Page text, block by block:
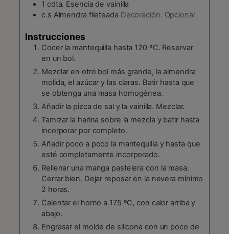
1 cdta. Esencia de vainilla
c.s Almendra fileteada Decoración. Opcional
Instrucciones
Cocer la mantequilla hasta 120 ºC. Reservar
en un bol.
Mezclar en otro bol más grande, la almendra
molida, el azúcar y las claras. Batir hasta que
se obtenga una masa homogénea.
Añadir la pizca de sal y la vainilla. Mezclar.
Tamizar la harina sobre la mezcla y batir hasta
incorporar por completo.
Añadir poco a poco la mantequilla y hasta que
esté completamente incorporado.
Rellenar una manga pastelera con la masa.
Cerrar bien. Dejar reposar en la nevera mínimo
2 horas.
Calentar el horno a 175 ºC, con calor arriba y
abajo.
Engrasar el molde de silicona con un poco de